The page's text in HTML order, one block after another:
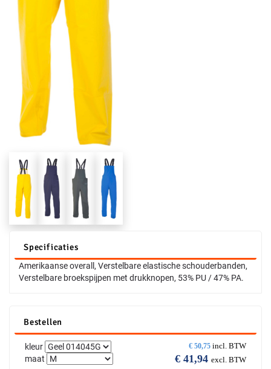
Specificaties
Amerikaanse overall, Verstelbare elastische schouderbanden,
Verstelbare broekspijpen met drukknopen, 53% PU / 47% PA.
Bestellen
€ 50,75 incl. BTW
€ 41,94 excl. BTW
kleur
maat